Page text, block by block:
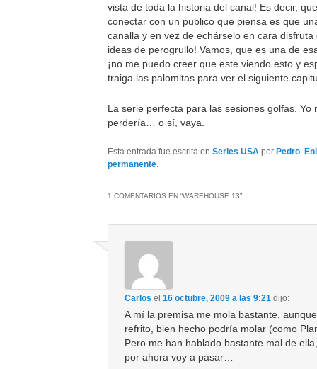
vista de toda la historia del canal! Es decir,
conectar con un publico que piensa es que
canalla y en vez de echárselo en cara disfruta
ideas de perogrullo! Vamos, que es una de
¡no me puedo creer que este viendo esto y
traiga las palomitas para ver el siguiente
La serie perfecta para las sesiones golfas. Yo
perdería… o sí, vaya.
Esta entrada fue escrita enSeries USA por Pedro.
permanente.
1 COMENTARIOS EN “WAREHOUSE 13”
Carlos el16 octubre, 2009 a las 9:21 dijo:
A mí la premisa me mola bastante,
refrito, bien hecho podría molar (como
Pero me han hablado bastante mal de
por ahora voy a pasar…